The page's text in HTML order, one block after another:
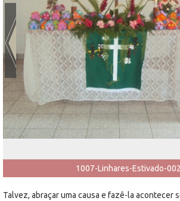
1007-Linhares-Estivado-
Talvez, abraçar uma causa e fazê-la acontecer